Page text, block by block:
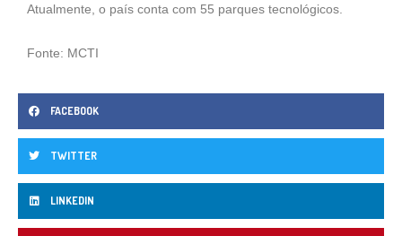
Atualmente, o país conta com 55 parques tecnológicos.
Fonte: MCTI
FACEBOOK
TWITTER
LINKEDIN